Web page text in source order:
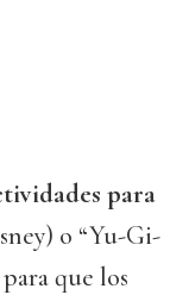
para
o “Yu-Gi-
que los